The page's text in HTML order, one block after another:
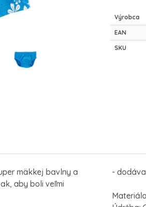
Výrobca
EAN
SKU
mäkkej bavlny a
aby boli veľmi
-